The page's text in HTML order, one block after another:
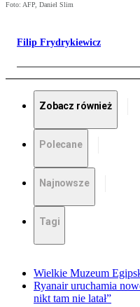
Foto: AFP, Daniel Slim
Filip Frydrykiewicz
Zobacz również
Polecane
Najnowsze
Tagi
Wielkie Muzeum
Ryanair uruchamia
nikt tam nie latał”